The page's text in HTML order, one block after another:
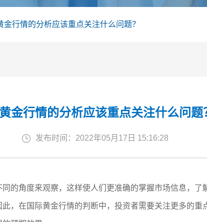
金行情的分析应该重点关注什么问题？
金行情的分析应该重点关注什么问题
发布时间：2022年05月17日 15:16:28
的角度来观察，这样使人们更准确的掌握市场信息，
，在国际黄金行情的判断中，投资者需要关注更多的